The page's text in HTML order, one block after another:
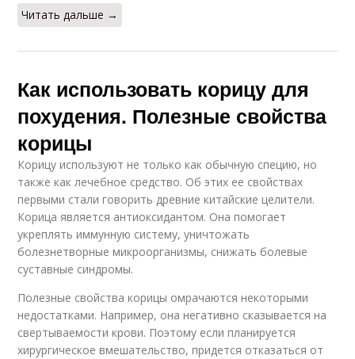
Читать дальше →
Как использовать корицу для
похудения. Полезные свойства
корицы
Корицу используют не только как обычную специю, но
также как лечебное средство. Об этих ее свойствах
первыми стали говорить древние китайские целители.
Корица является антиоксидантом. Она помогает
укреплять иммунную систему, уничтожать
болезнетворные микроорганизмы, снижать болевые
суставные синдромы.
Полезные свойства корицы омрачаются некоторыми
недостатками. Например, она негативно сказывается на
свертываемости крови. Поэтому если планируется
хирургическое вмешательство, придется отказаться от